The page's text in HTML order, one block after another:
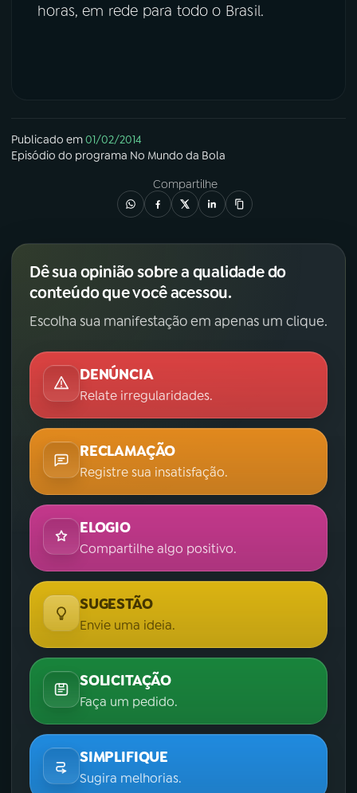
horas, em rede para todo o Brasil.
Publicado em01/02/2014
Episódio do programa No Mundo da Bola
Compartilhe
Dê sua opinião sobre a qualidade do
conteúdo que você acessou.
Escolha sua manifestação em apenas um clique.
DENÚNCIA
Relate irregularidades.
RECLAMAÇÃO
Registre sua insatisfação.
ELOGIO
Compartilhe algo positivo.
SUGESTÃO
Envie uma ideia.
SOLICITAÇÃO
Faça um pedido.
SIMPLIFIQUE
Sugira melhorias.